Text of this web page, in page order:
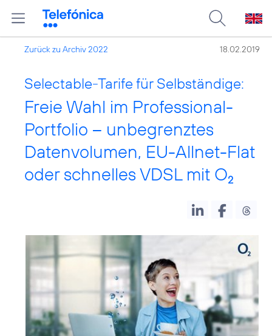
Zurück zu Archiv 2022 18.02.2019
Selectable-Tarife für Selbständige:
Freie Wahl im Professional-
Portfolio – unbegrenztes
Datenvolumen, EU-Allnet-Flat
oder schnelles VDSL mit O2